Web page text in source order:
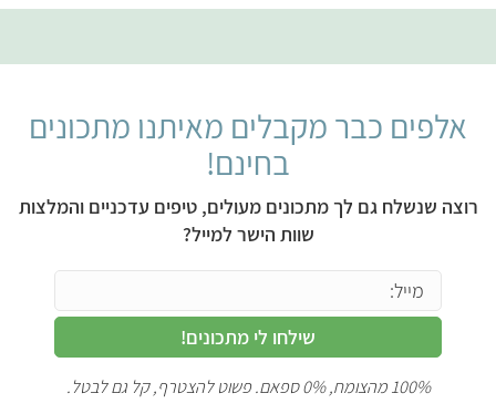
אלפים כבר מקבלים מאיתנו מתכונים
בחינם!
רוצה שנשלח גם לך מתכונים מעולים, טיפים עדכניים והמלצות
שוות הישר למייל?
שילחו לי מתכונים!
100% מהצומח, 0% ספאם. פשוט להצטרף, קל גם לבטל.